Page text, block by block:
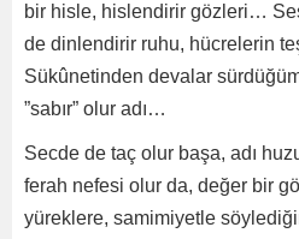
bir hisle, hislendirir gözleri…
de dinlendirir ruhu, hücrelerin
Sükûnetinden devalar
”sabır” olur adı…
Secde de taç olur başa, adı
ferah nefesi olur da, değer bir
yüreklere, samimiyetle